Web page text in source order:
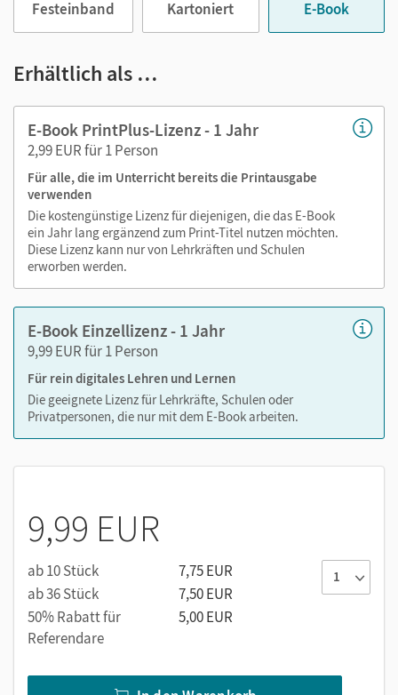
Medien in diesem E-Book:
Audios
Links zu denFollow the link-Materialien (PDF, Bilder,
Word-Vorlagen)
Festeinband Kartoniert E-Book
Erhältlich als …
E-Book PrintPlus-Lizenz - 1 Jahr
2,99 EUR für 1 Person
Für alle, die im Unterricht bereits die Printausgabe
verwenden
Die kostengünstige Lizenz für diejenigen, die das E-Book
ein Jahr lang ergänzend zum Print-Titel nutzen möchten.
Diese Lizenz kann nur von Lehrkräften und Schulen
erworben werden.
E-Book Einzellizenz - 1 Jahr
9,99 EUR für 1 Person
Für rein digitales Lehren und Lernen
Die geeignete Lizenz für Lehrkräfte, Schulen oder
Privatpersonen, die nur mit dem E-Book arbeiten.
9,99 EUR
ab 10 Stück
7,75 EUR
ab 36 Stück
7,50 EUR
50% Rabatt für
Referendare
5,00 EUR